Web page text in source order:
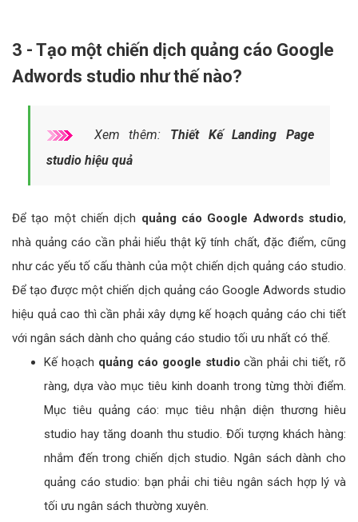
3 - Tạo một chiến dịch quảng cáo Google
Adwords studio như thế nào?
Xem thêm: Thiết Kế Landing Page
studio hiệu quả
Để tạo một chiến dịch quảng cáo Google Adwords studio,
nhà quảng cáo cần phải hiểu thật kỹ tính chất, đặc điểm, cũng
như các yếu tố cấu thành của một chiến dịch quảng cáo studio.
Để tạo được một chiến dịch quảng cáo Google Adwords studio
hiệu quả cao thì cần phải xây dựng kế hoạch quảng cáo chi tiết
với ngân sách dành cho quảng cáo studio tối ưu nhất có thể.
Kế hoạch quảng cáo google studio cần phải chi tiết, rõ
ràng, dựa vào mục tiêu kinh doanh trong từng thời điểm.
Mục tiêu quảng cáo: mục tiêu nhận diện thương hiêu
studio hay tăng doanh thu studio. Đối tượng khách hàng:
nhắm đến trong chiến dịch studio. Ngân sách dành cho
quảng cáo studio: bạn phải chi tiêu ngân sách hợp lý và
tối ưu ngân sách thường xuyên.